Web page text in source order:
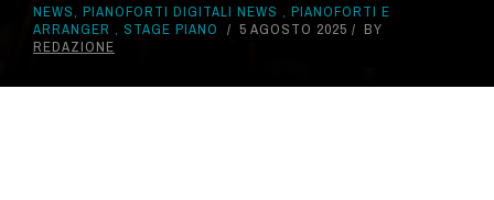
NEWS, PIANOFORTI DIGITALI NEWS , PIANOFORTI E
ARRANGER , STAGE PIANO 5 AGOSTO 2025
BY
REDAZIONE